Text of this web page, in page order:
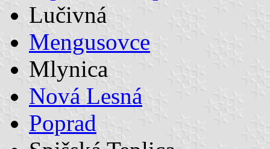
Lučivná
Mengusovce
Mlynica
Nová Lesná
Poprad